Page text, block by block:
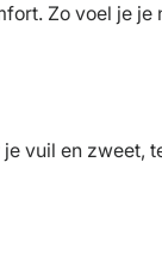
Zo voel je
vuil en zweet,